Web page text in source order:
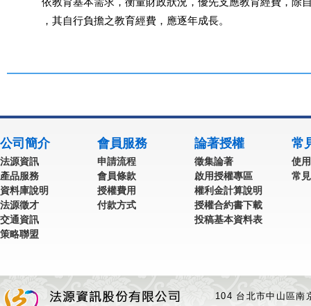
           ，其自行負擔之教育經費，應逐年成長。
公司簡介
法源資訊
產品服務
資料庫說明
法源徵才
交通資訊
策略聯盟
會員服務
申請流程
會員條款
授權費用
付款方式
論著授權
徵集論著
啟用授權專區
權利金計算說明
授權合約書下載
投稿基本資料表
常
使
常
104 台北市中山區